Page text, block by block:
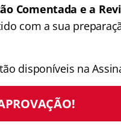
Comentada e a
com a sua
disponíveis na